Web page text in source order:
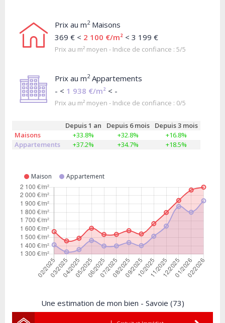
Prix au m2Maisons
369 € < 2 100 €/m² < 3 199 €
Prix au m² moyen - Indice de confiance : 5/5
Prix au m2Appartements
- < 1 938 €/m² < -
Prix au m² moyen - Indice de confiance : 0/5
Depuis 1 an Depuis 6 mois
Depuis 3 mois
Maisons
+33.8% +32.8%
+16.8%
Appartements
+37.2% +34.7% +18.5%
Maison Appartement
Une estimation de mon bien - Savoie (73)